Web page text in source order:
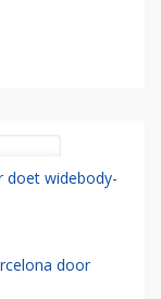
doet widebody-
door